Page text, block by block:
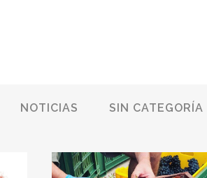
NOTICIAS SIN CATEGORÍA